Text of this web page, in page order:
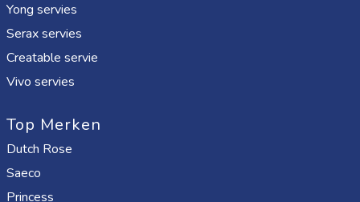
Yong servies
Serax servies
Creatable servie
Vivo servies
Top Merken
Dutch Rose
Saeco
Princess